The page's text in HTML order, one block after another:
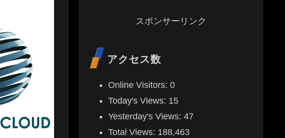
スポンサーリンク
アクセス数
Online Visitors: 0
Today's Views: 15
Yesterday's Views: 47
Total Views: 188,463